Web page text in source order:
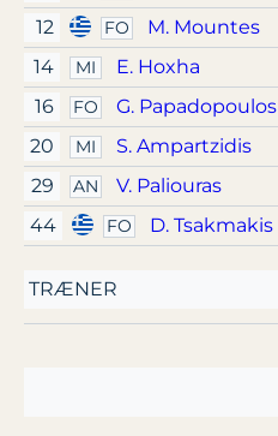
12 FO
M. Mountes
14
MI
E. Hoxha
16
FO
G. Papadopoulos
20
MI
S. Ampartzidis
29
AN
V. Paliouras
44
FO D. Tsakmakis
TRÆNER